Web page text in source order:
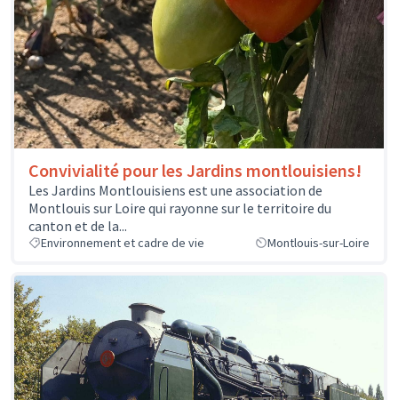
Convivialité pour les Jardins montlouisiens!
Les Jardins Montlouisiens est une association de
Montlouis sur Loire qui rayonne sur le territoire du
canton et de la...
Environnement et cadre de vie Montlouis-sur-Loire